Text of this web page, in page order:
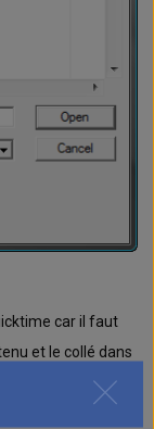
car il faut
et le collé dans